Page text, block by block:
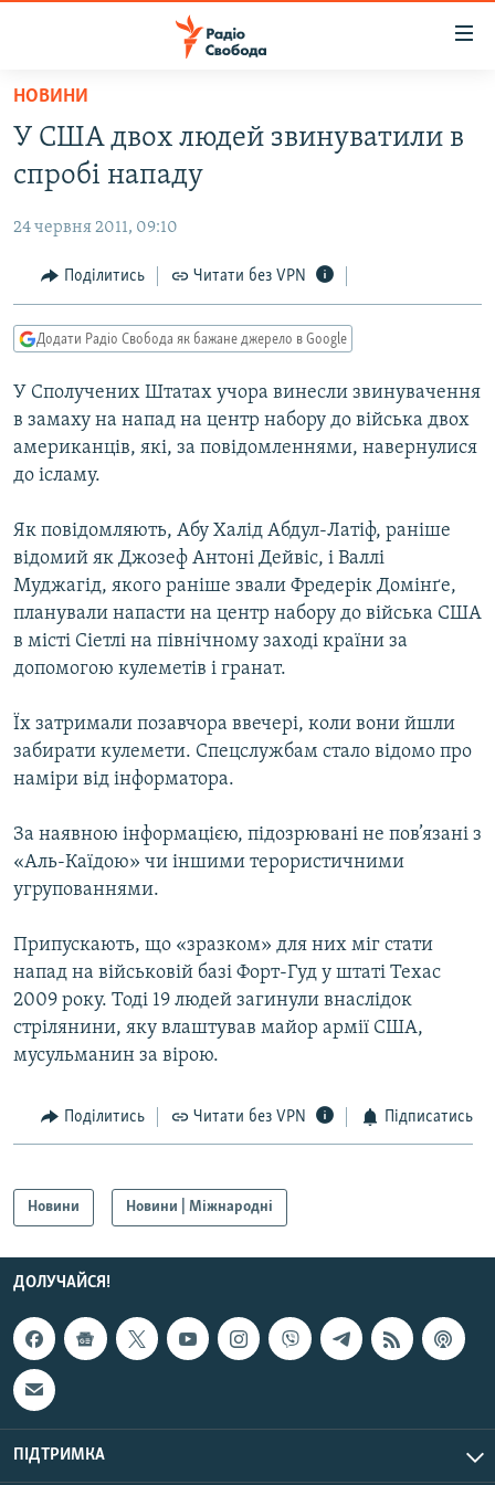
Перейти
основного
матеріалу
Перейти
до
навігації
Перейти
до
ВСЕ ЗА ДОБУ
СТАТТІ
ПОЛІТИКА
ЕКОНОМІКА
КУЛЬТУРА
СПОРТ
УКРАЇНА
СВІТ
ВІЙНА
РОСІЙСЬКА «ФІЛЬТРАЦІЯ»
КРИМ.РЕАЛІЇ
ТИ ЯК?
КИТАЙ.ВИКЛИКИ
ФОТО
СПЕЦПРОЄКТИ
ПОДКАСТИ
РУС
УКР
ДОЛУЧАЙСЯ!
Усі сайти RFE/RL
НОВИНИ
У США двох людей звинуватили в
спробі нападу
24 червня 2011, 09:10
Поділитись Читати без VPN
Додати Радіо Свобода як бажане джерело в Google
У Сполучених Штатах учора винесли звинувачення
в замаху на напад на центр набору до війська двох
американців, які, за повідомленнями, навернулися
до ісламу.
Як повідомляють, Абу Халід Абдул-Латіф, раніше
відомий як Джозеф Антоні Дейвіс, і Валлі
Муджагід, якого раніше звали Фредерік Домінґе,
планували напасти на центр набору до війська США
в місті Сіетлі на північному заході країни за
допомогою кулеметів і гранат.
Їх затримали позавчора ввечері, коли вони йшли
забирати кулемети. Спецслужбам стало відомо про
наміри від інформатора.
За наявною інформацією, підозрювані не пов’язані з
«Аль-Каїдою» чи іншими терористичними
угрупованнями.
Припускають, що «зразком» для них міг стати
напад на військовій базі Форт-Гуд у штаті Техас
2009 року. Тоді 19 людей загинули внаслідок
стрілянини, яку влаштував майор армії США,
мусульманин за вірою.
Поділитись Читати без VPN Підписатись
Новини Новини | Міжнародні
ДОЛУЧАЙСЯ!
ПІДТРИМКА